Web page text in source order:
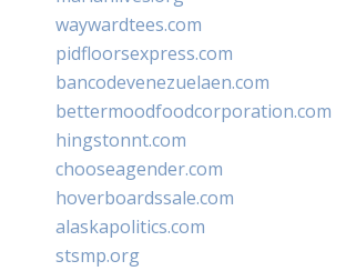
waywardtees.com
pidfloorsexpress.com
bancodevenezuelaen.com
bettermoodfoodcorporation.com
hingstonnt.com
chooseagender.com
hoverboardssale.com
alaskapolitics.com
stsmp.org